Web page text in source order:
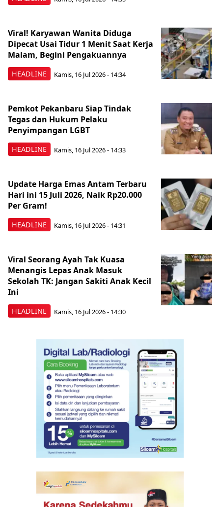
HEADLINE
Viral! Karyawan Wanita Diduga
Dipecat Usai Tidur 1 Menit Saat Kerja
Malam, Begini Pengakuannya
Kamis, 16 Jul 2026 - 14:34
HEADLINE
Pemkot Pekanbaru Siap Tindak
Tegas dan Hukum Pelaku
Penyimpangan LGBT
Kamis, 16 Jul 2026 - 14:33
HEADLINE
Update Harga Emas Antam Terbaru
Hari ini 15 Juli 2026, Naik Rp20.000
Per Gram!
Kamis, 16 Jul 2026 - 14:31
HEADLINE
Viral Seorang Ayah Tak Kuasa
Menangis Lepas Anak Masuk
Sekolah TK: Jangan Sakiti Anak Kecil
Ini
Kamis, 16 Jul 2026 - 14:30